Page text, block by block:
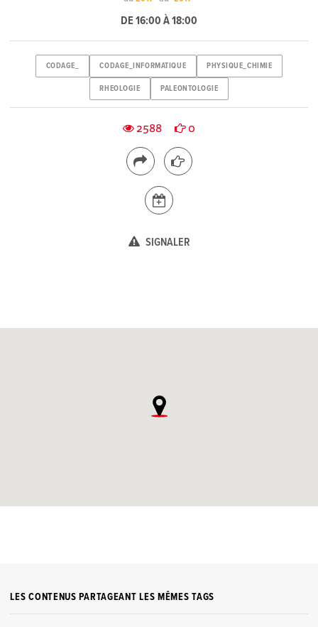
DE 16:00 À 18:00
CODAGE_ CODAGE_INFORMATIQUE PHYSIQUE_CHIMIE
RHEOLOGIE PALEONTOLOGIE
2588 0
SIGNALER
LES CONTENUS PARTAGEANT LES MÊMES TAGS